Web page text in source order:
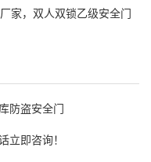
家，双人双锁乙级安全门
防盗安全门
立即咨询！